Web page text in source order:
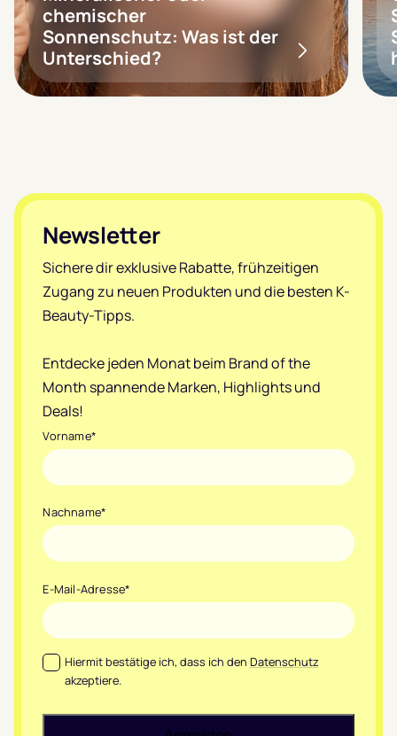
chemischer
Sonnenschutz: Was ist der
Unterschied?
Footer
Newsletter
Sichere dir exklusive Rabatte, frühzeitigen
Zugang zu neuen Produkten und die besten K-
Beauty-Tipps.
Entdecke jeden Monat beim Brand of the
Month spannende Marken, Highlights und
Deals!
Vorname*
Nachname*
E-Mail-Adresse*
Datenschutz*
Hiermit bestätige ich, dass ich den Datenschutz
akzeptiere.